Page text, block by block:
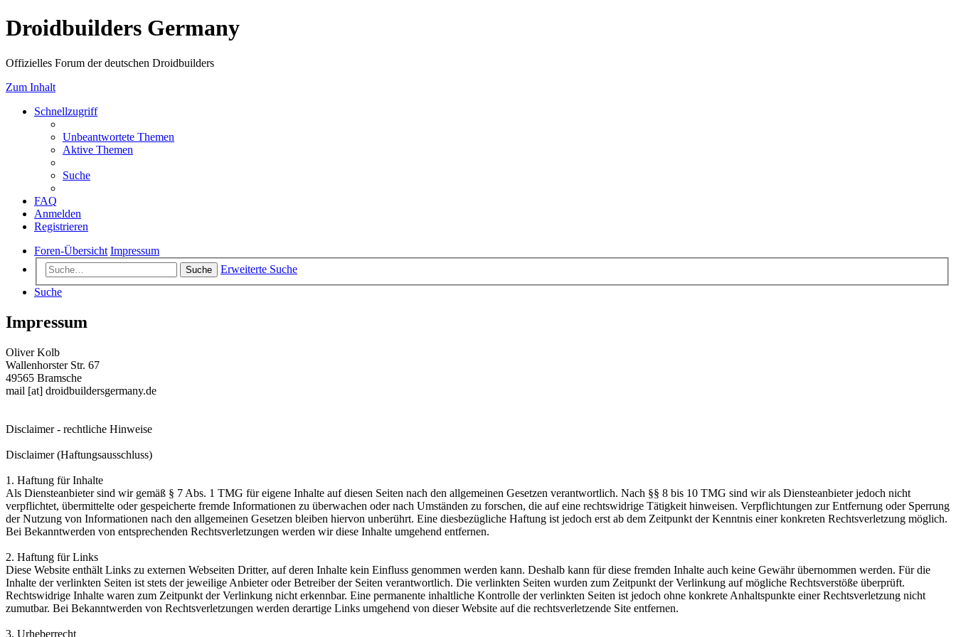
Droidbuilders Germany
Offizielles Forum der deutschen Droidbuilders
Zum Inhalt
Schnellzugriff
Unbeantwortete Themen
Aktive Themen
Suche
FAQ
Anmelden
Registrieren
Foren-Übersicht Impressum
Suche
Erweiterte Suche
Suche
Impressum
Oliver Kolb
Wallenhorster Str. 67
49565 Bramsche
mail [at] droidbuildersgermany.de
Disclaimer - rechtliche Hinweise
Disclaimer (Haftungsausschluss)
1. Haftung für Inhalte
Als Diensteanbieter sind wir gemäß § 7 Abs. 1 TMG für eigene Inhalte auf diesen Seiten nach den allgemeinen Gesetzen verantwortlich. Nach §§ 8 bis 10 TMG sind wir als Diensteanbieter jedoch nicht
verpflichtet, übermittelte oder gespeicherte fremde Informationen zu überwachen oder nach Umständen zu forschen, die auf eine rechtswidrige Tätigkeit hinweisen. Verpflichtungen zur Entfernung oder Sperrung
der Nutzung von Informationen nach den allgemeinen Gesetzen bleiben hiervon unberührt. Eine diesbezügliche Haftung ist jedoch erst ab dem Zeitpunkt der Kenntnis einer konkreten Rechtsverletzung möglich.
Bei Bekanntwerden von entsprechenden Rechtsverletzungen werden wir diese Inhalte umgehend entfernen.
2. Haftung für Links
Diese Website enthält Links zu externen Webseiten Dritter, auf deren Inhalte kein Einfluss genommen werden kann. Deshalb kann für diese fremden Inhalte auch keine Gewähr übernommen werden. Für die
Inhalte der verlinkten Seiten ist stets der jeweilige Anbieter oder Betreiber der Seiten verantwortlich. Die verlinkten Seiten wurden zum Zeitpunkt der Verlinkung auf mögliche Rechtsverstöße überprüft.
Rechtswidrige Inhalte waren zum Zeitpunkt der Verlinkung nicht erkennbar. Eine permanente inhaltliche Kontrolle der verlinkten Seiten ist jedoch ohne konkrete Anhaltspunkte einer Rechtsverletzung nicht
zumutbar. Bei Bekanntwerden von Rechtsverletzungen werden derartige Links umgehend von dieser Website auf die rechtsverletzende Site entfernen.
3. Urheberrecht